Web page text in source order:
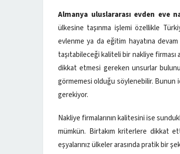
Almanya uluslararası evden eve
ülkesine taşınma işlemi özellikle
evlenme ya da eğitim hayatına
taşıtabileceği kaliteli bir nakliye firması
dikkat etmesi gereken unsurlar
görmemesi olduğu söylenebilir. Bunun
gerekiyor.
Nakliye firmalarının kalitesini ise
mümkün. Birtakım kriterlere dikkat
eşyalarınız ülkeler arasında pratik bir